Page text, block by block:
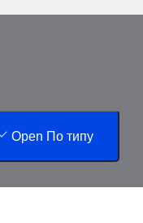
Open По типу